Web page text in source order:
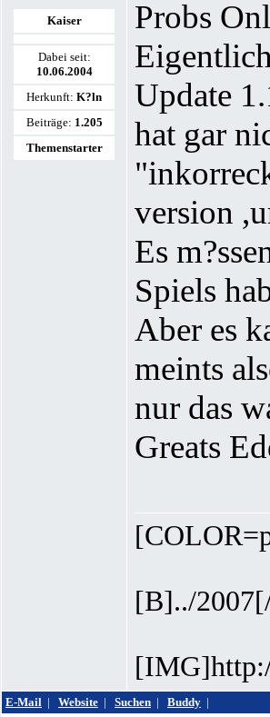
Kaiser
Dabei seit:
10.06.2004
Herkunft: K?ln
Beiträge: 1.205
Themenstarter
Probs
Update
hat gar
version
Es
Spiels
Aber es
meints
nur das
Greats
[B]../
E-Mail | Website | Suchen | Buddy |